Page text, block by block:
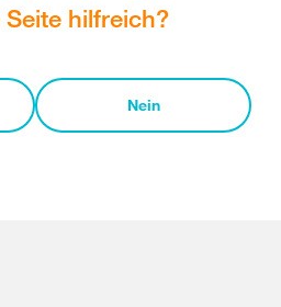
hilfreich?
Nein